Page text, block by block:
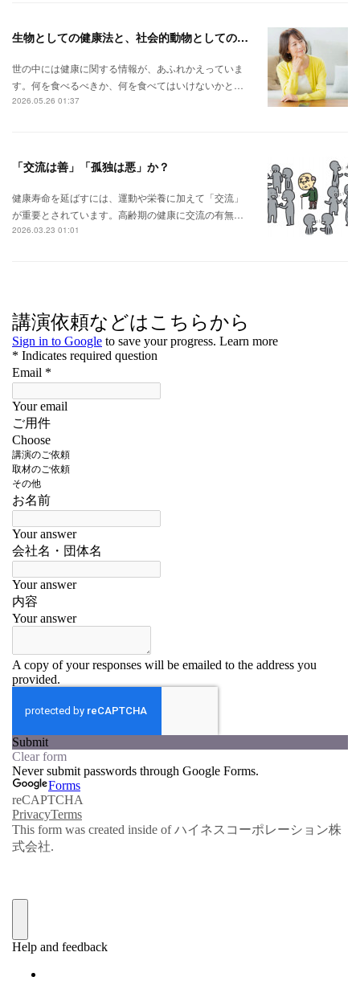
生物としての健康法と、社会的動物としての健康法。
世の中には健康に関する情報が、あふれかえっていま
す。何を食べるべきか、何を食べてはいけないかと…
2026.05.26 01:37
「交流は善」「孤独は悪」か？
健康寿命を延ばすには、運動や栄養に加えて「交流」
が重要とされています。高齢期の健康に交流の有無…
2026.03.23 01:01